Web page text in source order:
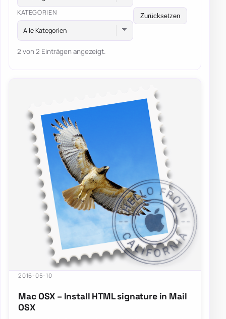
KATEGORIEN
Alle Kategorien
Zurücksetzen
2 von 2 Einträgen angezeigt.
2016-05-10
Mac OSX – Install HTML signature in Mail
OSX